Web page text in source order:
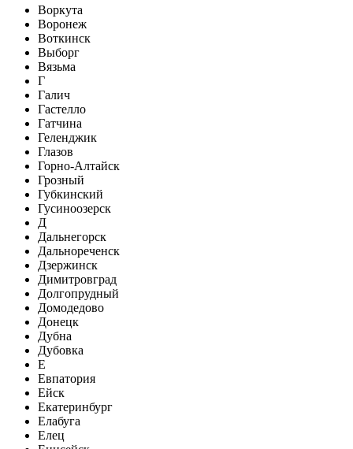
Воркута
Воронеж
Воткинск
Выборг
Вязьма
Г
Галич
Гастелло
Гатчина
Геленджик
Глазов
Горно-Алтайск
Грозный
Губкинский
Гусиноозерск
Д
Дальнегорск
Дальнореченск
Дзержинск
Димитровград
Долгопрудный
Домодедово
Донецк
Дубна
Дубовка
Е
Евпатория
Ейск
Екатеринбург
Елабуга
Елец